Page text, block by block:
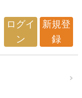
ログイ
ン
新規登
録